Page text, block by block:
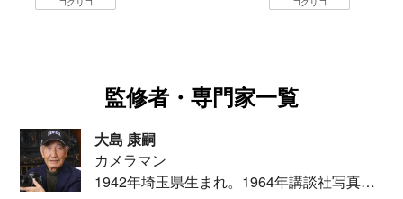
監修者・専門家一覧
大島 康嗣
カメラマン
1942年埼玉県生まれ。1964年講談社写真部